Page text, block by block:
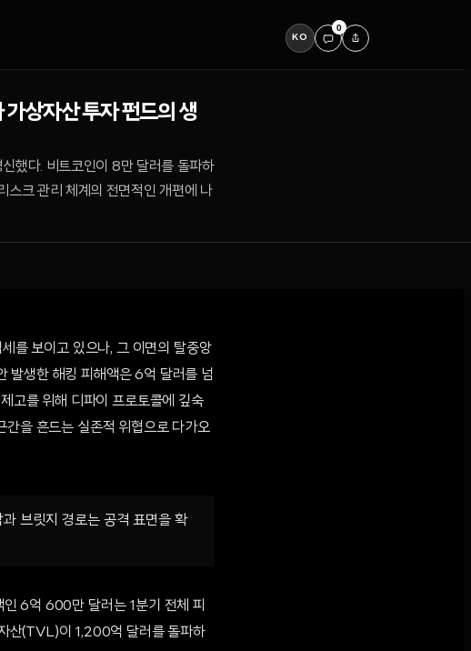
KO
0
상자산 투자 펀드의 생
했다. 비트코인이 8만 달러를 돌파하
스크 관리 체계의 전면적인 개편에 나
를 보이고 있으나, 그 이면의 탈중앙
발생한 해킹 피해액은 6억 달러를 넘
고를 위해 디파이 프로토콜에 깊숙
간을 흔드는 실존적 위협으로 다가오
브릿지 경로는 공격 표면을 확
6억 600만 달러는 1분기 전체 피
산(TVL)이 1,200억 달러를 돌파하